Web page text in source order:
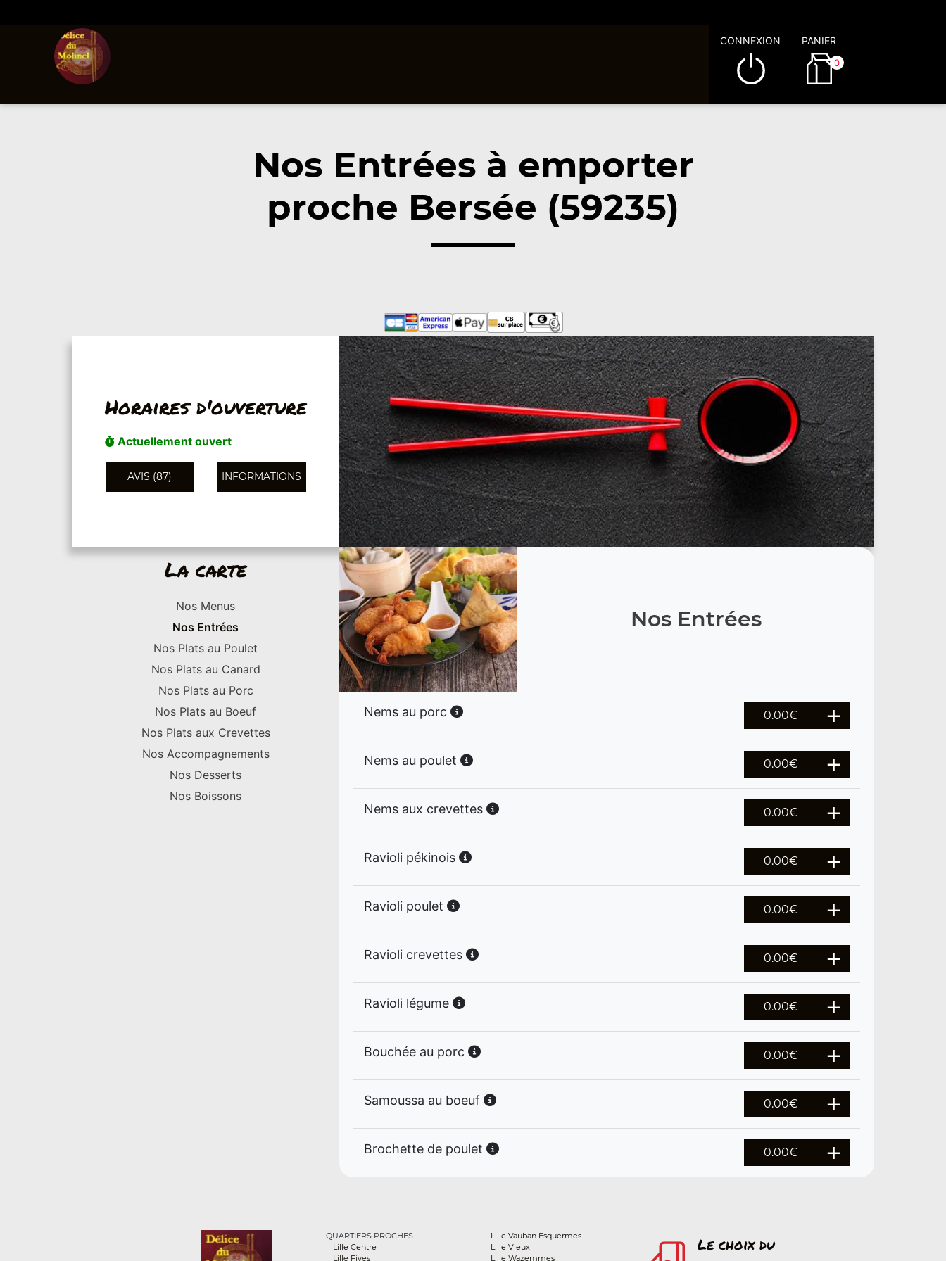
CONNEXION PANIER
0
Nos Entrées à emporter
proche Bersée (59235)
Horaires d'ouverture
Actuellement ouvert
AVIS (87) INFORMATIONS
La carte
Nos Menus
Nos Entrées
Nos Plats au Poulet
Nos Plats au Canard
Nos Plats au Porc
Nos Plats au Boeuf
Nos Plats aux Crevettes
Nos Accompagnements
Nos Desserts
Nos Boissons
Nos Entrées
Nems au porc 0.00€
Nems au poulet 0.00€
Nems aux crevettes 0.00€
Ravioli pékinois 0.00€
Ravioli poulet 0.00€
Ravioli crevettes 0.00€
Ravioli légume 0.00€
Bouchée au porc 0.00€
Samoussa au boeuf 0.00€
Brochette de poulet 0.00€
QUARTIERS PROCHES
Lille Centre
Lille Fives
Lille Vauban Esquermes
Lille Vieux
Lille Wazemmes
Le choix du